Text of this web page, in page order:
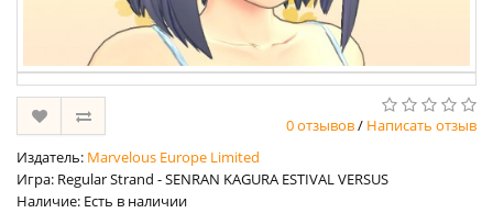
0 отзывов/ Написать отзыв
Издатель: Marvelous Europe Limited
Игра: Regular Strand - SENRAN KAGURA ESTIVAL VERSUS
Наличие: Есть в наличии